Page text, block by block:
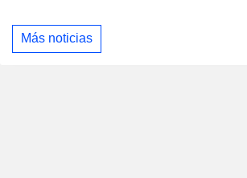
Más noticias